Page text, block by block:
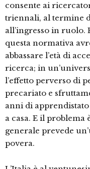
consente ai
triennali, al termine
all’ingresso in ruolo.
questa normativa
abbassare l’età di
ricerca; in
l’effetto perverso di
precariato e
anni di
a casa. E il problema
generale prevede
povera.